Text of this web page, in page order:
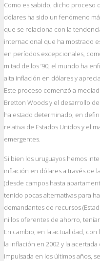
Como es sabido, dicho
dólares ha sido un fenómeno
que se relaciona con la
internacional que ha mostrado
en períodos excepcionales,
mitad de los ’90, el mundo ha
alta inflación en dólares y
Este proceso comenzó a
Bretton Woods y el desarrollo
ha estado determinado, en
relativa de Estados Unidos y el
emergentes.
Si bien los uruguayos hemos
inflación en dólares a través de
(desde campos hasta
tenido pocas alternativas para
demandantes de recursos
ni los oferentes de ahorro,
En cambio, en la actualidad, con
la inflación en 2002 y la
impulsada en los últimos años,